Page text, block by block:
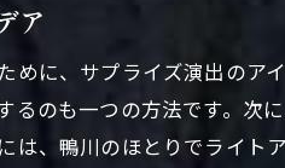
愛を伝えるための完璧な場
プライズプロポーズ京都府
体験型プロポーズの魅力とは
京都府で叶えるサプライズ
ア
めに、サプライズ演出の
るのも一つの方法です。
は、鴨川のほとりでライ